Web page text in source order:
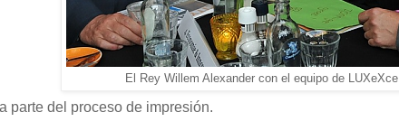
El Rey Willem Alexander con el equipo de LUXeXceL
parte del proceso de impresión.